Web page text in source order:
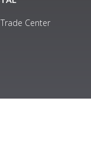
Center